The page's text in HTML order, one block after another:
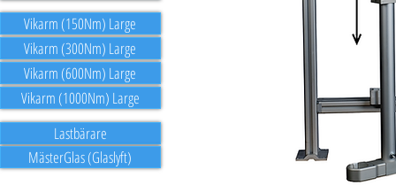
Vikarm (150Nm) Large
Vikarm (300Nm) Large
Vikarm (600Nm) Large
Vikarm (1000Nm) Large
Lastbärare
MästerGlas (Glaslyft)